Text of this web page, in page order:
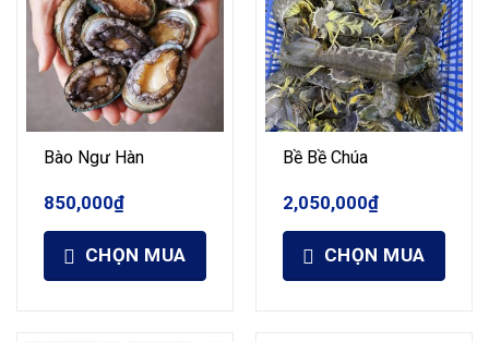
Bào Ngư Hàn
850,000₫
CHỌN MUA
Bề Bề Chúa
2,050,000₫
CHỌN MUA